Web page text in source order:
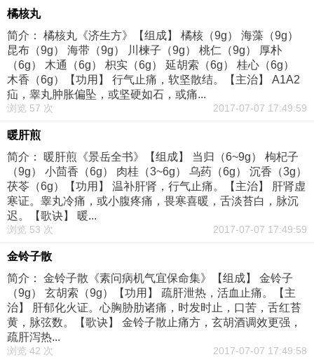
橘核丸
简介： 橘核丸《济生方》【组成】 橘核（9g） 海藻（9g）
昆布（9g） 海带（9g） 川楝子（9g） 桃仁（9g） 厚朴
（6g） 木通（6g） 枳实（6g） 延胡索（6g） 桂心（6g）
木香（6g）【功用】 行气止痛，软坚散结。【主治】 A1A2
疝，睾丸肿胀偏坠，或坚硬如石，或痛...
浏览 57 次 2017-07-07 17:49:59
暖肝煎
简介： 暖肝煎《景岳全书》【组成】 当归（6~9g） 枸杞子
（9g） 小茴香（6g） 肉桂（3~6g） 乌药（6g） 沉香（3g）
茯苓（6g）【功用】 温补肝肾，行气止痛。【主治】 肝肾虚
寒证。睾丸冷痛，或小腹疼痛，畏寒喜暖，舌淡苔白，脉沉
迟。【歌诀】 暖...
浏览 53 次 2017-07-07 17:49:59
金铃子散
简介： 金铃子散《素问病机气宜保命集》【组成】 金铃子
（9g） 玄胡索（9g）【功用】 疏肝泄热，活血止痛。【主
治】 肝郁化火证。心胸胁肋诸痛，时发时止，口苦，舌红苔
黄，脉弦数。【歌诀】 金铃子散止痛方，玄胡酒调效更强，
疏肝泻热...
浏览 42 次 2017-07-07 17:49:58